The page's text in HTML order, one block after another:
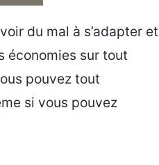
du mal à s’adapter et
économies sur tout
pouvez tout
si vous pouvez